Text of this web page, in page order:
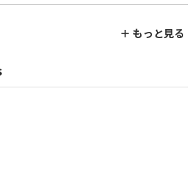
＋ もっと見る